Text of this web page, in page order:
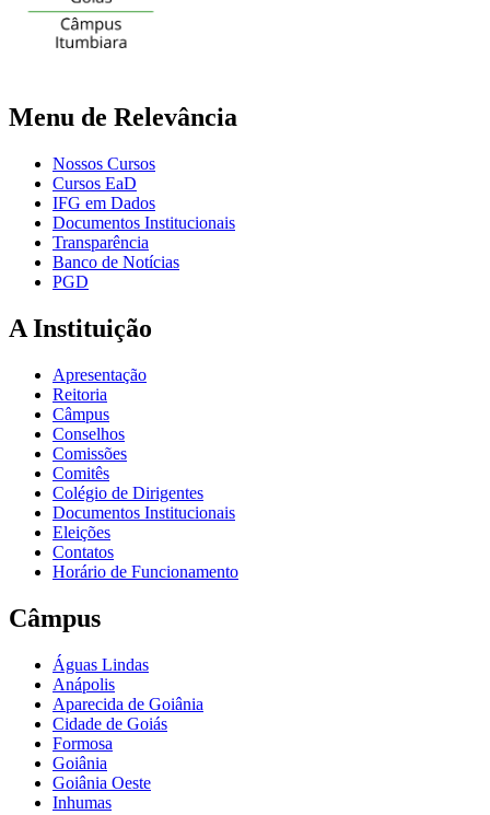
Menu de Relevância
Nossos Cursos
Cursos EaD
IFG em Dados
Documentos Institucionais
Transparência
Banco de Notícias
PGD
A Instituição
Apresentação
Reitoria
Câmpus
Conselhos
Comissões
Comitês
Colégio de Dirigentes
Documentos Institucionais
Eleições
Contatos
Horário de Funcionamento
Câmpus
Águas Lindas
Anápolis
Aparecida de Goiânia
Cidade de Goiás
Formosa
Goiânia
Goiânia Oeste
Inhumas